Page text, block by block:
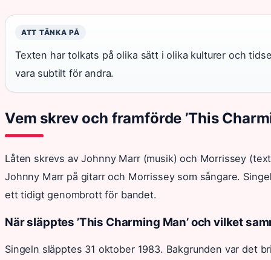
ATT TÄNKA PÅ
Texten har tolkats på olika sätt i olika kulturer och
vara subtilt för andra.
Vem skrev och framförde ’This
Låten skrevs av Johnny Marr (musik) och Morrissey
Johnny Marr på gitarr och Morrissey som sångare.
ett tidigt genombrott för bandet.
När släpptes ’This Charming Man’ och vilket
Singeln släpptes 31 oktober 1983. Bakgrunden var det